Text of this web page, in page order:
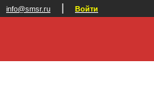
info@smsr.ru Войти